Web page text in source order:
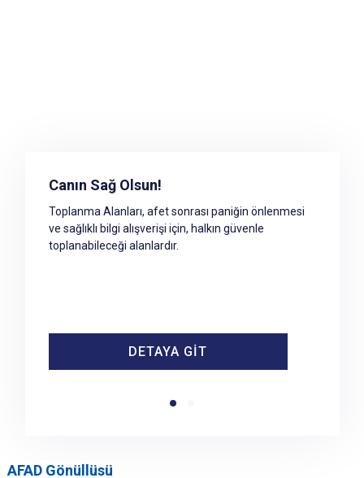
Toplanma Alanına Erişim
Afet ve acil durum sonrası kullanılacak toplanma
alanlarının tespiti ve mahallinde kontrolüne yönelik
çalışmalar ilgili Belediye tarafından yürütülmektedir.
DETAYA GİT
Canın Sağ Olsun!
Toplanma Alanları, afet sonrası paniğin önlenmesi
ve sağlıklı bilgi alışverişi için, halkın güvenle
toplanabileceği alanlardır.
DETAYA GİT
AFAD Gönüllüsü